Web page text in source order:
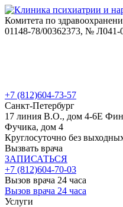
Комитета по
01148-78/00362373, № Л041-
+7 (812)604-73-57
Санкт-Петербург
17 линия В.О., дом 4-6Е
Фучика, дом 4
Круглосуточно без
Вызвать врача
ЗАПИСАТЬСЯ
+7 (812)604-70-03
Вызов врача 24 часа
Вызов врача 24 часа
Услуги